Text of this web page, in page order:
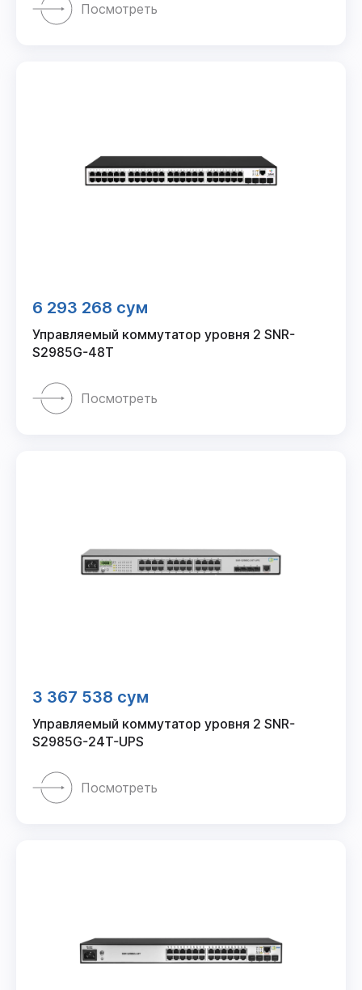
Посмотреть
6 293 268 сум
Управляемый коммутатор уровня 2 SNR-
S2985G-48T
Посмотреть
3 367 538 сум
Управляемый коммутатор уровня 2 SNR-
S2985G-24T-UPS
Посмотреть